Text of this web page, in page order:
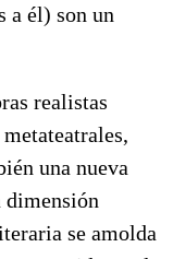
a él) son un
realistas
una nueva
dimensión
se amolda